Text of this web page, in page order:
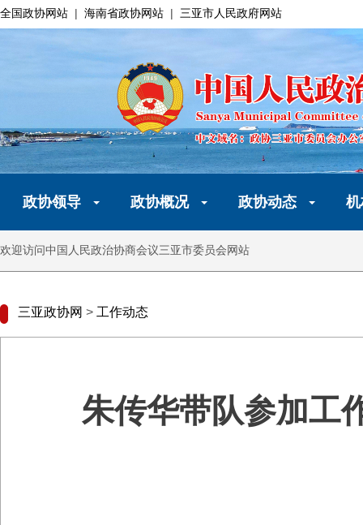
全国政协网站 | 海南省政协网站 | 三亚市人民政府网站
政协领导 政协概况 政协动态
欢迎访问中国人民政治协商会议三亚市委员会网站
三亚政协网 > 工作动态
朱传华带队参加工